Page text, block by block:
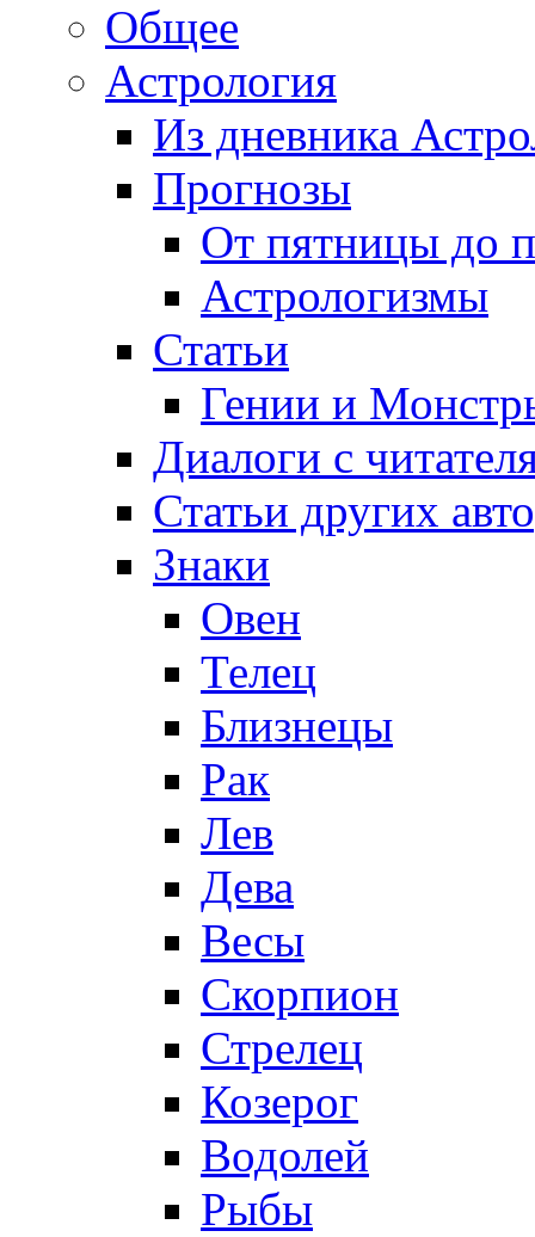
Общее
Астрология
Из дневника
Прогнозы
От пятницы до
Астрологизмы
Статьи
Гении и
Диалоги с
Статьи других
Знаки
Овен
Телец
Близнецы
Рак
Лев
Дева
Весы
Скорпион
Стрелец
Козерог
Водолей
Рыбы